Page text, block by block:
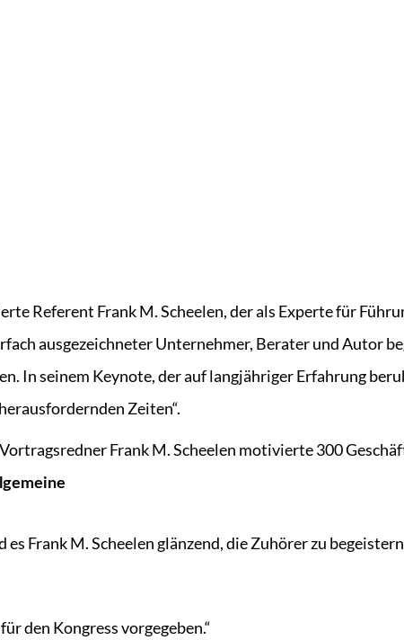
Referent Frank M. Scheelen, der als Experte für
ausgezeichneter Unternehmer, Berater und Autor
In seinem Keynote, der auf langjähriger Erfahrung
Zeiten“.
Frank M. Scheelen motivierte 300
Frank M. Scheelen glänzend, die Zuhörer zu
den Kongress vorgegeben.“